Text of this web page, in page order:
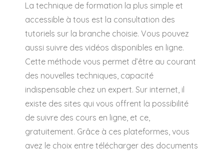
La technique de formation la plus simple et
accessible à tous est la consultation des
tutoriels sur la branche choisie. Vous pouvez
aussi suivre des vidéos disponibles en ligne.
Cette méthode vous permet d’être au courant
des nouvelles techniques, capacité
indispensable chez un expert. Sur internet, il
existe des sites qui vous offrent la possibilité
de suivre des cours en ligne, et ce,
gratuitement. Grâce à ces plateformes, vous
avez le choix entre télécharger des documents